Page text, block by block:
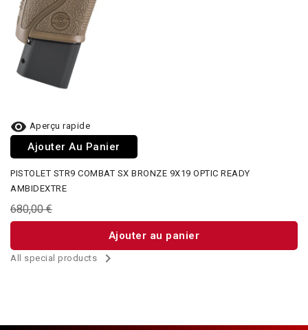
 Aperçu rapide
Ajouter Au Panier
PISTOLET STR9 COMBAT SX BRONZE 9X19 OPTIC READY
AMBIDEXTRE
680,00 €
Ajouter au panier
All special products 